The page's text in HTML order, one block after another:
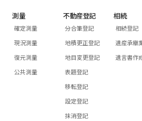
測量
確定測量
現況測量
復元測量
公共測量
不動産登記
分合筆登記
地積更正登記
地目変更登記
表題登記
移転登記
設定登記
抹消登記
相続
相続登記
遺産承継
遺言書作